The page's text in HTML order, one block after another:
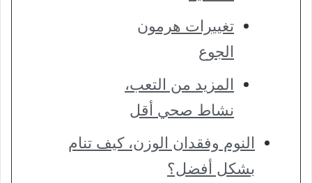
تغييرات هرمون
الجوع
المزيد من التعب،
نشاط صحي أقل
النوم وفقدان الوزن، كيف تنام
بشكل أفضل؟